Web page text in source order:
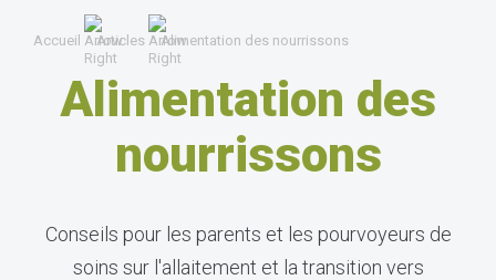
Accueil Articles Alimentation des nourrissons
Alimentation des
nourrissons
Conseils pour les parents et les pourvoyeurs de
soins sur l'allaitement et la transition vers